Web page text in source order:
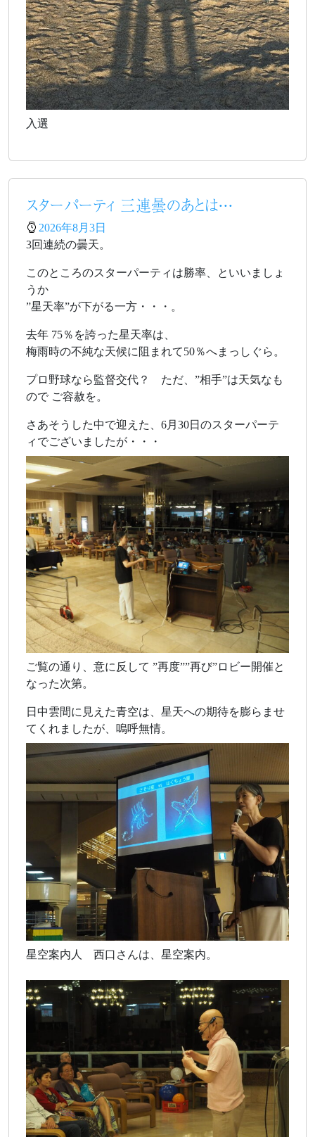
入選
スターパーティ 三連曇のあとは・・・
2026年8月3日
3回連続の曇天。
このところのスターパーティは勝率、といいましょ
うか
”星天率”が下がる一方・・・。
去年 75％を誇った星天率は、
梅雨時の不純な天候に阻まれて50％へまっしぐら。
プロ野球なら監督交代？ ただ、”相手”は天気なも
ので ご容赦を。
さあそうした中で迎えた、6月30日のスターパーテ
ィでございましたが・・・
ご覧の通り、意に反して ”再度””再び”ロビー開催と
なった次第。
日中雲間に見えた青空は、星天への期待を膨らませ
てくれましたが、嗚呼無情。
星空案内人 西口さんは、星空案内。